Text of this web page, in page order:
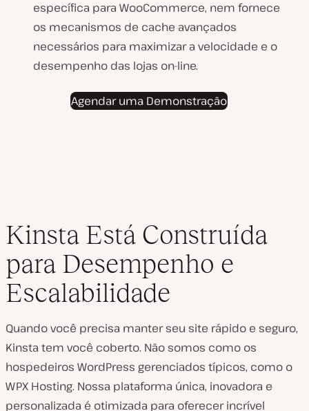
específica para WooCommerce, nem fornece
os mecanismos de cache avançados
necessários para maximizar a velocidade e o
desempenho das lojas on-line.
Agendar uma Demonstração
Kinsta Está Construída
para Desempenho e
Escalabilidade
Quando você precisa manter seu site rápido e seguro,
Kinsta tem você coberto. Não somos como os
hospedeiros WordPress gerenciados típicos, como o
WPX Hosting. Nossa plataforma única, inovadora e
personalizada é otimizada para oferecer incrível